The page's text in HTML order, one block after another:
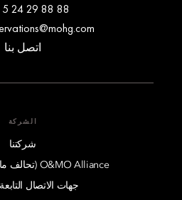
5 24 29 88 88
اتصل بنا
الشركة
شركتنا
O&MO Alliance (تحالف ماندارين وأوبروي)
جهات الاتصال